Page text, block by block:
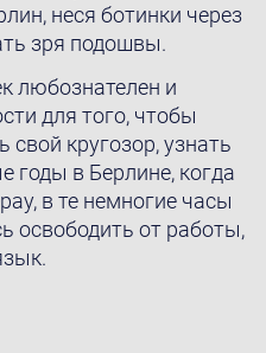
неся ботинки через
зря подошвы.
любознателен и
для того, чтобы
кругозор, узнать
годы в Берлине, когда
в те немногие часы
освободить от работы,